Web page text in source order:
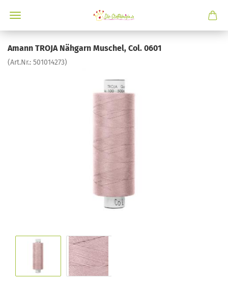
Amann TROJA Nähgarn Muschel, Col. 0601
(Art.Nr.: 501014273)